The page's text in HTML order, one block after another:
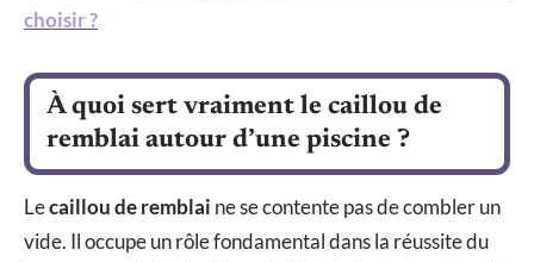
choisir ?
À quoi sert vraiment le caillou de
remblai autour d’une piscine ?
Lecaillou de remblai ne se contente pas de combler un
vide. Il occupe un rôle fondamental dans la réussite du